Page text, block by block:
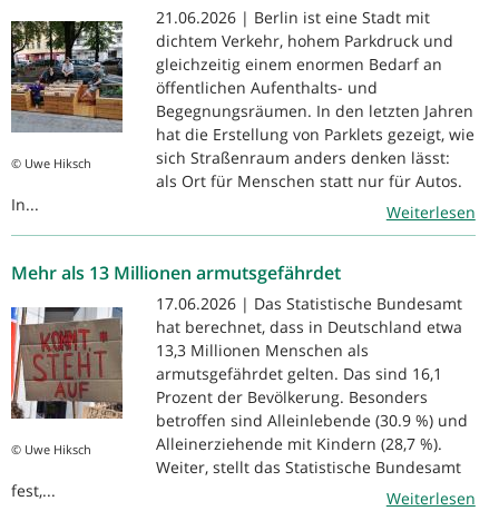
© Uwe Hiksch
21.06.2026 | Berlin ist eine Stadt mit
dichtem Verkehr, hohem Parkdruck und
gleichzeitig einem enormen Bedarf an
öffentlichen Aufenthalts- und
Begegnungsräumen. In den letzten Jahren
hat die Erstellung von Parklets gezeigt, wie
sich Straßenraum anders denken lässt:
als Ort für Menschen statt nur für Autos.
In...
Weiterlesen
Mehr als 13 Millionen armutsgefährdet
© Uwe Hiksch
17.06.2026 | Das Statistische Bundesamt
hat berechnet, dass in Deutschland etwa
13,3 Millionen Menschen als
armutsgefährdet gelten. Das sind 16,1
Prozent der Bevölkerung. Besonders
betroffen sind Alleinlebende (30.9 %) und
Alleinerziehende mit Kindern (28,7 %).
Weiter, stellt das Statistische Bundesamt
fest,...
Weiterlesen